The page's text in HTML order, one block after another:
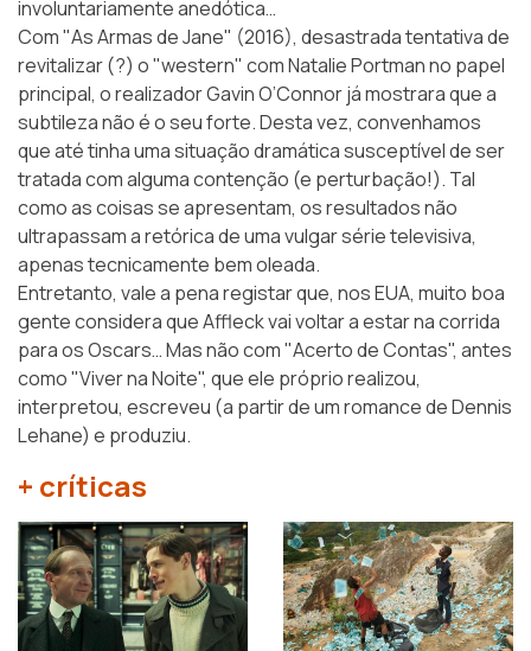
involuntariamente anedótica…
Com "As Armas de Jane" (2016), desastrada tentativa de
revitalizar (?) o "western" com Natalie Portman no papel
principal, o realizador Gavin O’Connor já mostrara que a
subtileza não é o seu forte. Desta vez, convenhamos
que até tinha uma situação dramática susceptível de ser
tratada com alguma contenção (e perturbação!). Tal
como as coisas se apresentam, os resultados não
ultrapassam a retórica de uma vulgar série televisiva,
apenas tecnicamente bem oleada.
Entretanto, vale a pena registar que, nos EUA, muito boa
gente considera que Affleck vai voltar a estar na corrida
para os Oscars… Mas não com "Acerto de Contas", antes
como "Viver na Noite", que ele próprio realizou,
interpretou, escreveu (a partir de um romance de Dennis
Lehane) e produziu.
+ críticas